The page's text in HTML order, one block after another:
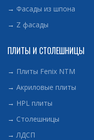
→ Фасады из шпона
→ Z фасады
ПЛИТЫ И СТОЛЕШНИЦЫ
→ Плиты Fenix NTM
→ Акриловые плиты
→ HPL плиты
→ Столешницы
→ ЛДСП